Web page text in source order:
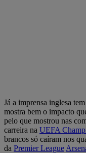
Já a imprensa inglesa
mostra bem o impacto
pelo que mostrou nas
carreira na UEFA
brancos só caíram nos
da Premier League